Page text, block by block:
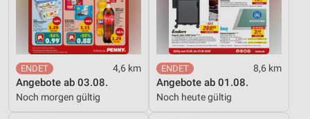
4,6 km
Angebote ab 03.08.
Noch morgen gültig
8,6 km
Angebote ab 01.08.
Noch heute gültig